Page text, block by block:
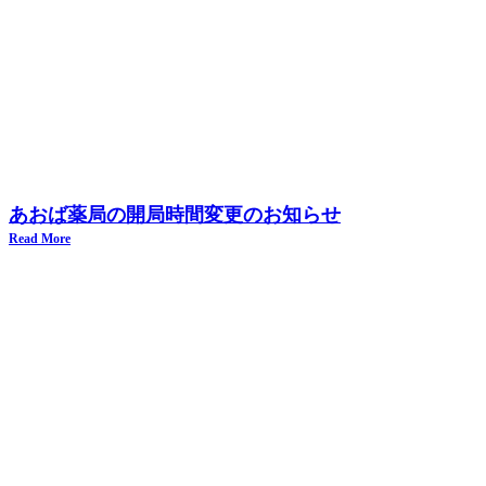
あおば薬局の開局時間変更のお知らせ
Read More